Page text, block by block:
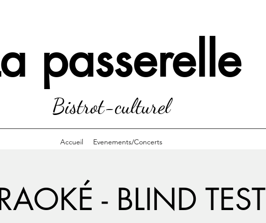
passerelle
Bistrot-culturel
Accueil Evenements/Concerts
- BLIND TEST